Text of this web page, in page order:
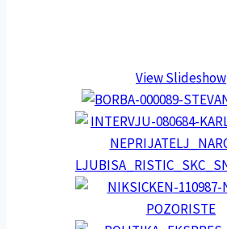
View Slideshow